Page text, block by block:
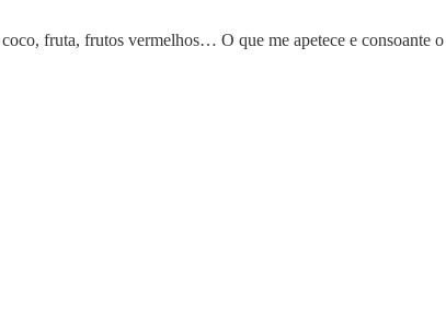
fruta, frutos vermelhos… O que me apetece e consoante